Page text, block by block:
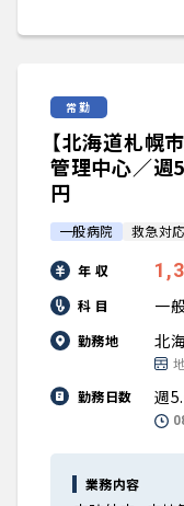
常勤
【北海道札
管理中心／週
円
一般病院 救急対
年 収
科 目 一
勤務地 北
勤務日数
週
業務内容